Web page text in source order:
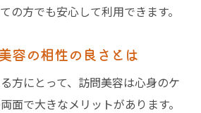
の方でも安心して利用できます。
容の相性の良さとは
方にとって、訪問美容は心身のケ
面で大きなメリットがあります。